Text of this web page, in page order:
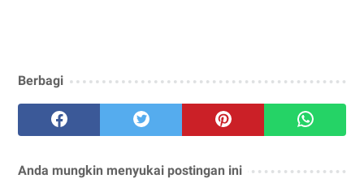
Berbagi
Anda mungkin menyukai postingan ini